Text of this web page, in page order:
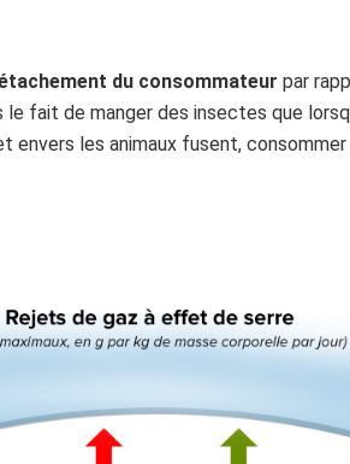
du consommateur par
fait de manger des insectes que
envers les animaux fusent,